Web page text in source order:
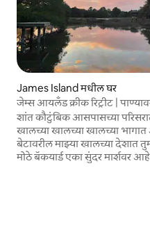
James Island मधील घर
जेम्स आयलँड क्रीक रिट्रीट |
शांत कौटुंबिक आसपासच्या
खालच्या खालच्या खालच्या
बेटावरील माझ्या खालच्या देशात
मोठे बॅकयार्ड एका सुंदर मार्शवर